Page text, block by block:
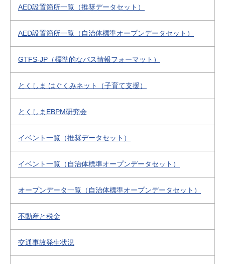
AED設置箇所一覧（推奨データセット）
AED設置箇所一覧（自治体標準オープンデータセット）
GTFS-JP（標準的なバス情報フォーマット）
とくしま はぐくみネット（子育て支援）
とくしまEBPM研究会
イベント一覧（推奨データセット）
イベント一覧（自治体標準オープンデータセット）
オープンデータ一覧（自治体標準オープンデータセット）
不動産と税金
交通事故発生状況